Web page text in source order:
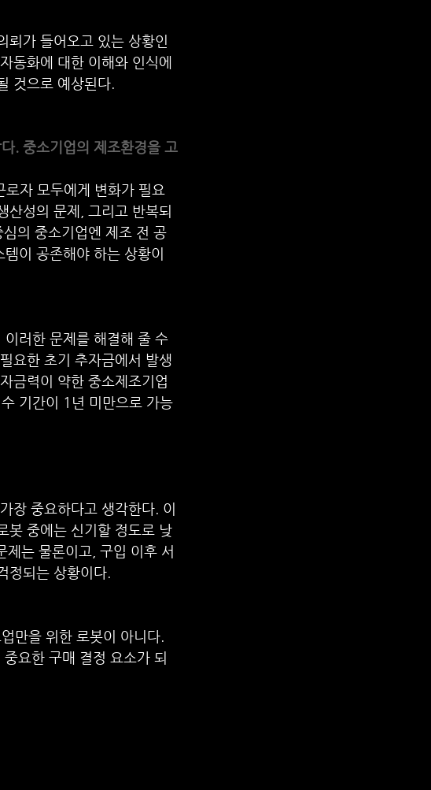
뢰가 들어오고 있는 상황인
동화에 대한 이해와 인식에
것으로 예상된다.
. 중소기업의 제조환경을 고
자 모두에게 변화가 필요
산성의 문제, 그리고 반복되
의 중소기업엔 제조 전 공
이 공존해야 하는 상황이
러한 문제를 해결해 줄 수
요한 초기 추자금에서 발생
금력이 약한 중소제조기업
기간이 1년 미만으로 가능
장 중요하다고 생각한다. 이
봇 중에는 신기할 정도로 낮
제는 물론이고, 구입 이후 서
정되는 상황이다.
만을 위한 로봇이 아니다.
요한 구매 결정 요소가 되